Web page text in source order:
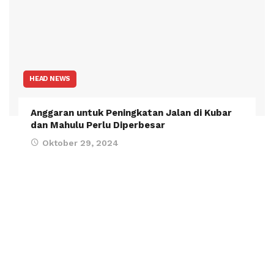
HEAD NEWS
Anggaran untuk Peningkatan Jalan di Kubar
dan Mahulu Perlu Diperbesar
Oktober 29, 2024